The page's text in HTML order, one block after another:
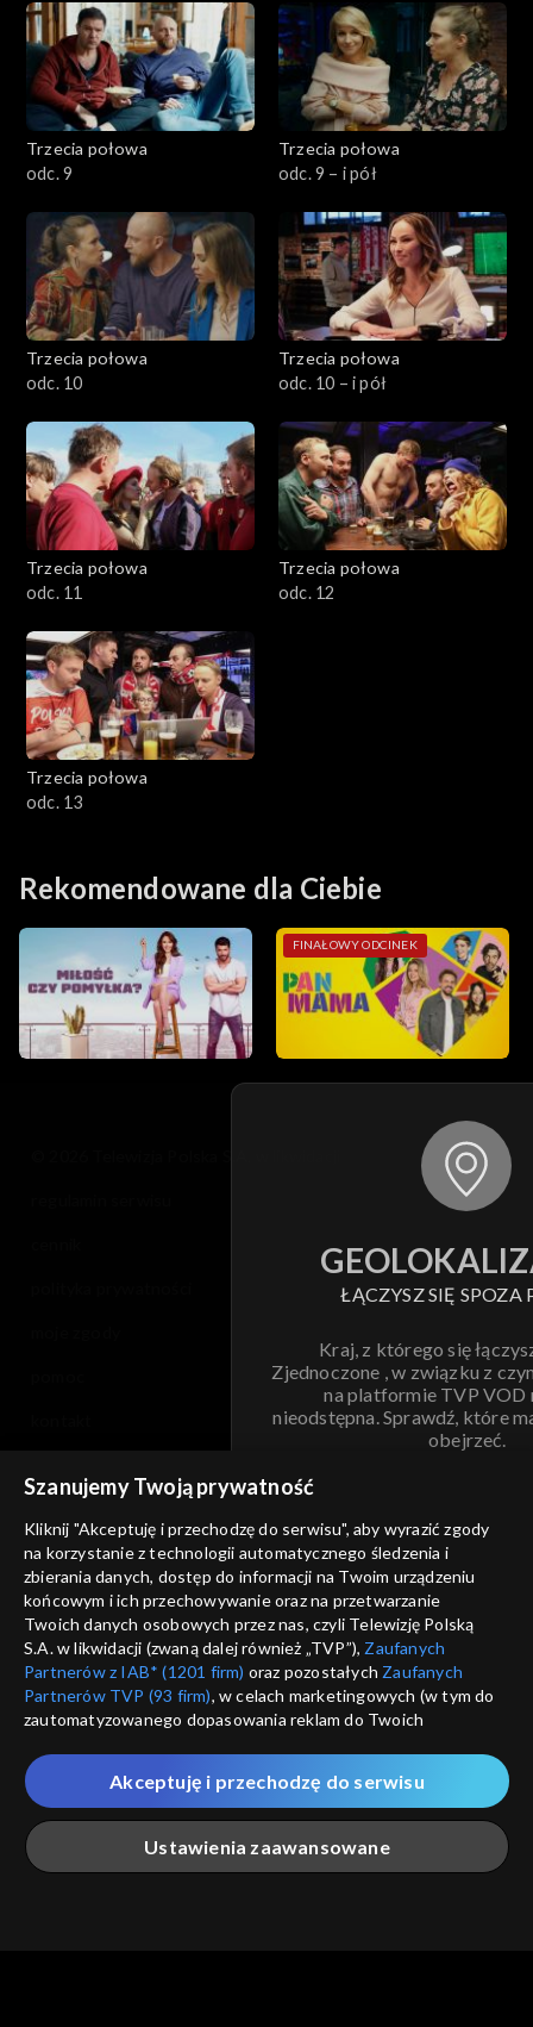
Trzecia połowa
odc. 9
Trzecia połowa
odc. 9 – i pół
Trzecia połowa
odc. 10
Trzecia połowa
odc. 10 – i pół
Trzecia połowa
odc. 11
Trzecia połowa
odc. 12
Trzecia połowa
odc. 13
Rekomendowane dla Ciebie
FINAŁOWY ODCINEK
ŁĄCZYSZ SIĘ SPOZA
Kraj, z którego się
Zjednoczone , w związku z
na platformie TVP VOD
nieodstępna. Sprawdź, które
obejrzeć.
ANULUJ
informacje o dostawcy usług
Szanujemy Twoją prywatność
Kliknij "Akceptuję i przechodzę do serwisu", aby wyrazić zgody
na korzystanie z technologii automatycznego śledzenia i
zbierania danych, dostęp do informacji na Twoim urządzeniu
końcowym i ich przechowywanie oraz na przetwarzanie
Twoich danych osobowych przez nas, czyli Telewizję Polską
S.A. w likwidacji (zwaną dalej również „TVP”), Zaufanych
Partnerów z IAB* (1201 firm) oraz pozostałych Zaufanych
Partnerów TVP (93 firm), w celach marketingowych (w tym do
zautomatyzowanego dopasowania reklam do Twoich
które wskazujemy poniżej, a także zgody na udostępnianie
przez nas identyfikatora PPID do Google.
Twoje dane osobowe zbierane podczas odwiedzania przez
Ciebie naszych
poszczególnych serwisówzwanych dalej
„Portalem”, w tym informacje zapisywane za pomocą
Ustawienia zaawansowane
Akceptuję i przechodzę do serwisu